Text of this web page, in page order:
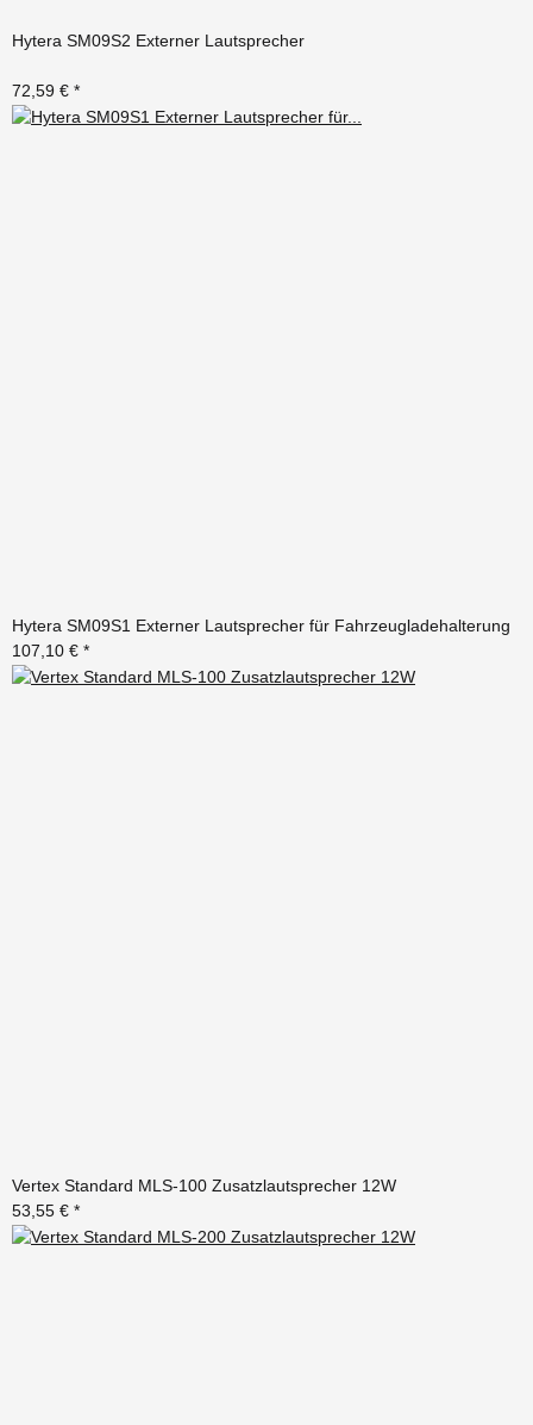
Hytera SM09S2 Externer Lautsprecher
72,59 € *
Hytera SM09S1 Externer Lautsprecher für Fahrzeugladehalterung
107,10 € *
Vertex Standard MLS-100 Zusatzlautsprecher 12W
53,55 € *